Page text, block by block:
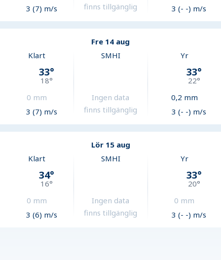
3 (7) m/s
finns tillgänglig
3 (- -) m/s
Fre 14 aug
Klart
33°
18°
0 mm
3 (7) m/s
SMHI
Ingen data
finns tillgänglig
Yr
33°
22°
0,2 mm
3 (- -) m/s
Lör 15 aug
Klart
34°
16°
0 mm
3 (6) m/s
SMHI
Ingen data
finns tillgänglig
Yr
33°
20°
0 mm
3 (- -) m/s